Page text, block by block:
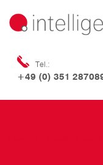
Tel.:
+49 (0) 351